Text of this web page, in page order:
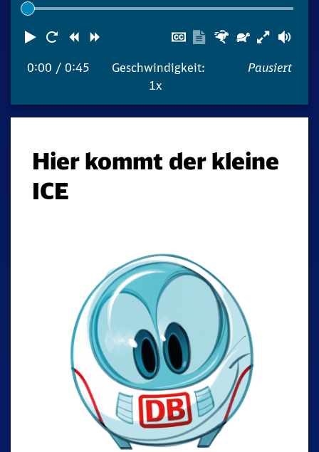
Abspielen
Neustart
Zurück
Untertitel
Transkription
Schneller
0:00 / 0:45
Geschwindigkeit:
1x
Pausiert
Hier kommt der kleine
ICE